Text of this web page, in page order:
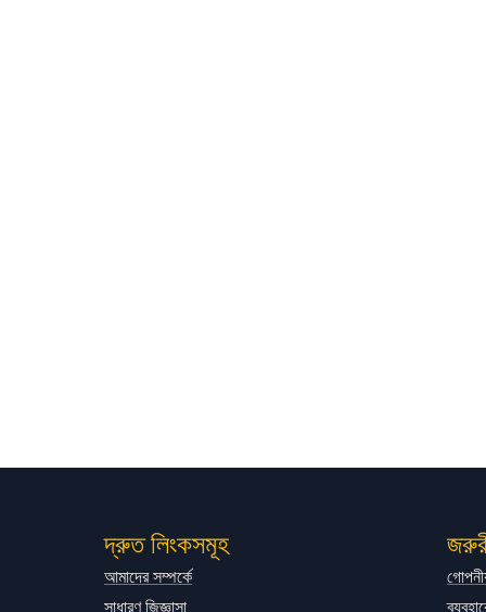
দ্রুত লিংকসমূহ
আমাদের সম্পর্কে
সাধারণ জিজ্ঞাসা